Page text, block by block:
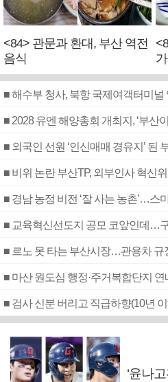
<84> 관문과 환대, 부산 역전
음식
■ 해수부 청사, 북항 국제여객터미널
■ 2028 유엔 해양총회 개최지, ‘부산
■ 외국인 선원 ‘인신매매 경유지’ 된
■ 비위 논란 부산TP, 외부인사 혁신위
■ 경남 농정 비전 ‘잘 사는 농촌’…스
■ 교육혁신선도지 공모 코앞인데…구
■ 르노 못 타는 부산시장…관용차 규
■ 마산 원도심 행정·주거복합단지
‘윤나